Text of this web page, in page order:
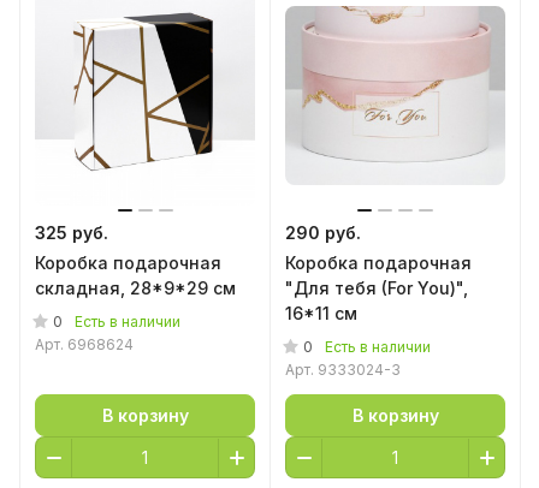
325 руб.
Коробка подарочная
складная, 28*9*29 см
0
Есть в наличии
Арт. 6968624
В корзину
290 руб.
Коробка подарочная
"Для тебя (For You)",
16*11 см
0
Есть в наличии
Арт. 9333024-3
В корзину